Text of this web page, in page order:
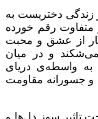
زندگی دختریست به
متفاوت رقم خورده
از عشق و محبت
می‌شکند و در میان
به واسطه‌ی دریای
جسورانه مقاومت
تاثیر سوز دل‌ها و